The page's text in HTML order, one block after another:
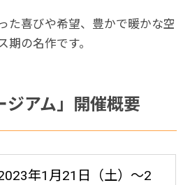
た喜びや希望、豊かで暖かな空
期の名作です。
ジアム」開催概要
年1月21日（土）〜2